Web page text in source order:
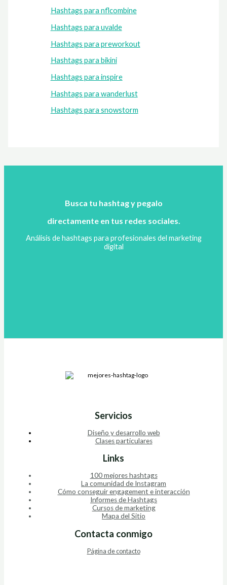
Hashtags para nflcombine
Hashtags para uvalde
Hashtags para preworkout
Hashtags para bikini
Hashtags para inspire
Hashtags para wanderlust
Hashtags para snowstorm
Busca tu hashtag y pegalo
directamente en tus redes sociales.
Análisis de hashtags para profesionales del marketing
digital
Servicios
Diseño y desarrollo web
Clases particulares
Links
100 mejores hashtags
La comunidad de Instagram
Cómo conseguir engagement e interacción
Informes de Hashtags
Cursos de marketing
Mapa del Sitio
Contacta conmigo
Página de contacto